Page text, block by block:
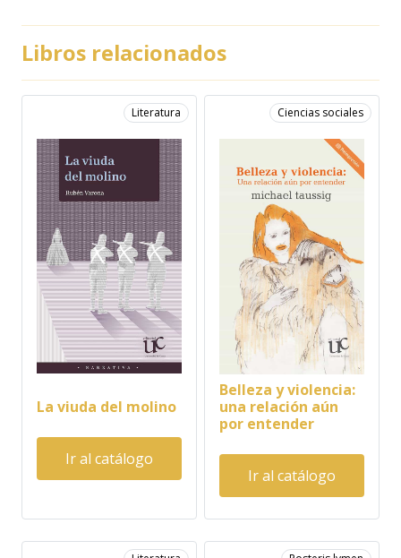
Libros relacionados
Literatura
La viuda del molino
Ir al catálogo
Ciencias sociales
Belleza y violencia:
una relación aún
por entender
Ir al catálogo